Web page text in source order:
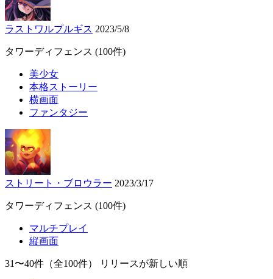
ラストワルプルギス 2023/5/8
タワーディフェンス (100件)
美少女
本格ストーリー
横画面
ファンタジー
ストリート・ブロウラー 2023/3/17
タワーディフェンス (100件)
マルチプレイ
縦画面
31〜40件 （全100件） リリースが新しい順